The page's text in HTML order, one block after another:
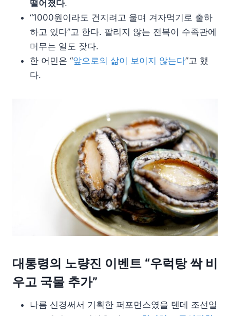
떨어졌다.
“1000원이라도 건지려고 울며 겨자먹기로 출하
하고 있다”고 한다. 팔리지 않는 전복이 수족관에
머무는 일도 잦다.
한 어민은 “앞으로의 삶이 보이지 않는다”고 했
다.
대통령의 노량진 이벤트 “우럭탕 싹 비
우고 국물 추가”
나름 신경써서 기획한 퍼포먼스였을 텐데 조선일